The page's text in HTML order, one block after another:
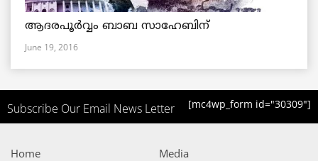
ആദരപൂര്‍വ്വം ബാബ സാഹേബിന്
June 19, 2016
Subscribe Our Email News Letter [mc4wp_form id="30309"]
Home
Media